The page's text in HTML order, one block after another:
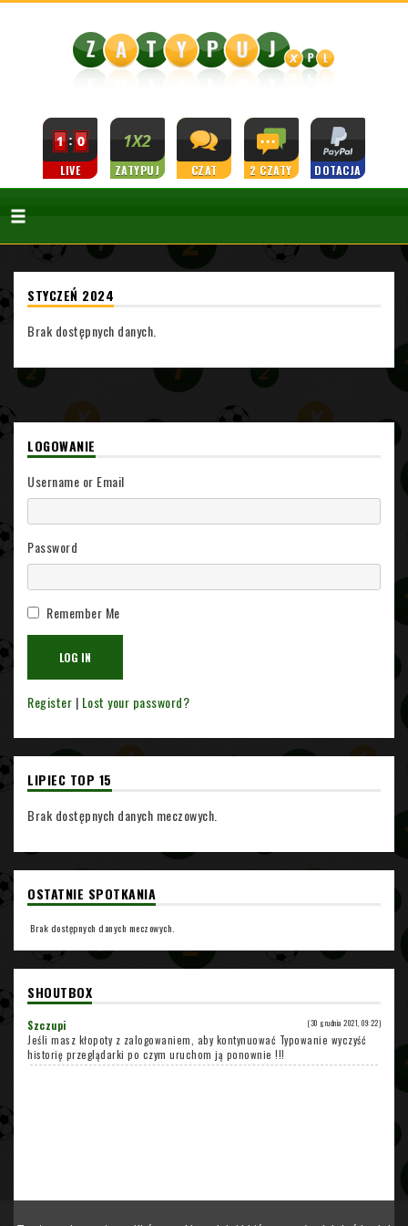
LIVE ZATYPUJ CZAT 2 CZATY DOTACJA
STYCZEŃ 2024
Brak dostępnych danych.
LOGOWANIE
Username or Email
Password
Remember Me
Register | Lost your password?
LIPIEC TOP 15
Brak dostępnych danych meczowych.
OSTATNIE SPOTKANIA
Brak dostępnych danych meczowych.
SHOUTBOX
Szczupi (30 grudnia 2021, 09:22)
Jeśli masz kłopoty z zalogowaniem, aby kontynuować Typowanie wyczyść
historię przeglądarki po czym uruchom ją ponownie !!!